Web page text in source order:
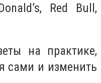
Red Bull,
на практике,
сами и изменить